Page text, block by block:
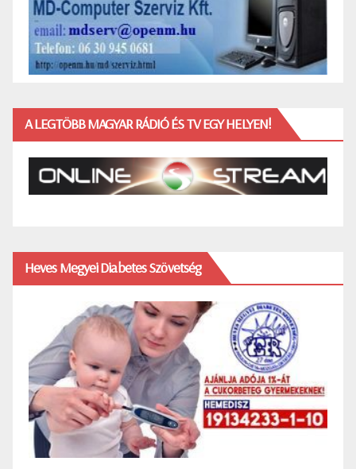
A LEGTÖBB MAGYAR RÁDIÓ ÉS TV EGY HELYEN!
Heves Megyei Diabetes Szövetség